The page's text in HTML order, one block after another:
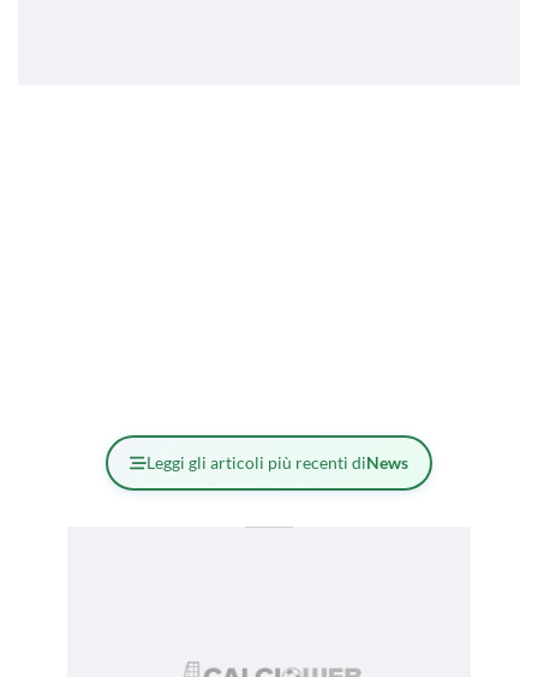
Leggi gli articoli più recenti diNews